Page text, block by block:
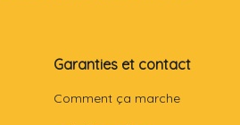
Garanties et contact
Comment ça marche